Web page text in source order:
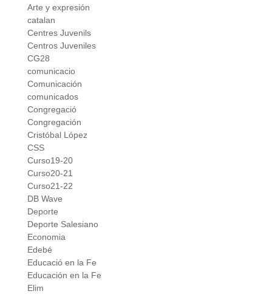
Arte y expresión
catalan
Centres Juvenils
Centros Juveniles
CG28
comunicacio
Comunicación
comunicados
Congregació
Congregación
Cristóbal López
CSS
Curso19-20
Curso20-21
Curso21-22
DB Wave
Deporte
Deporte Salesiano
Economia
Edebé
Educació en la Fe
Educación en la Fe
Elim